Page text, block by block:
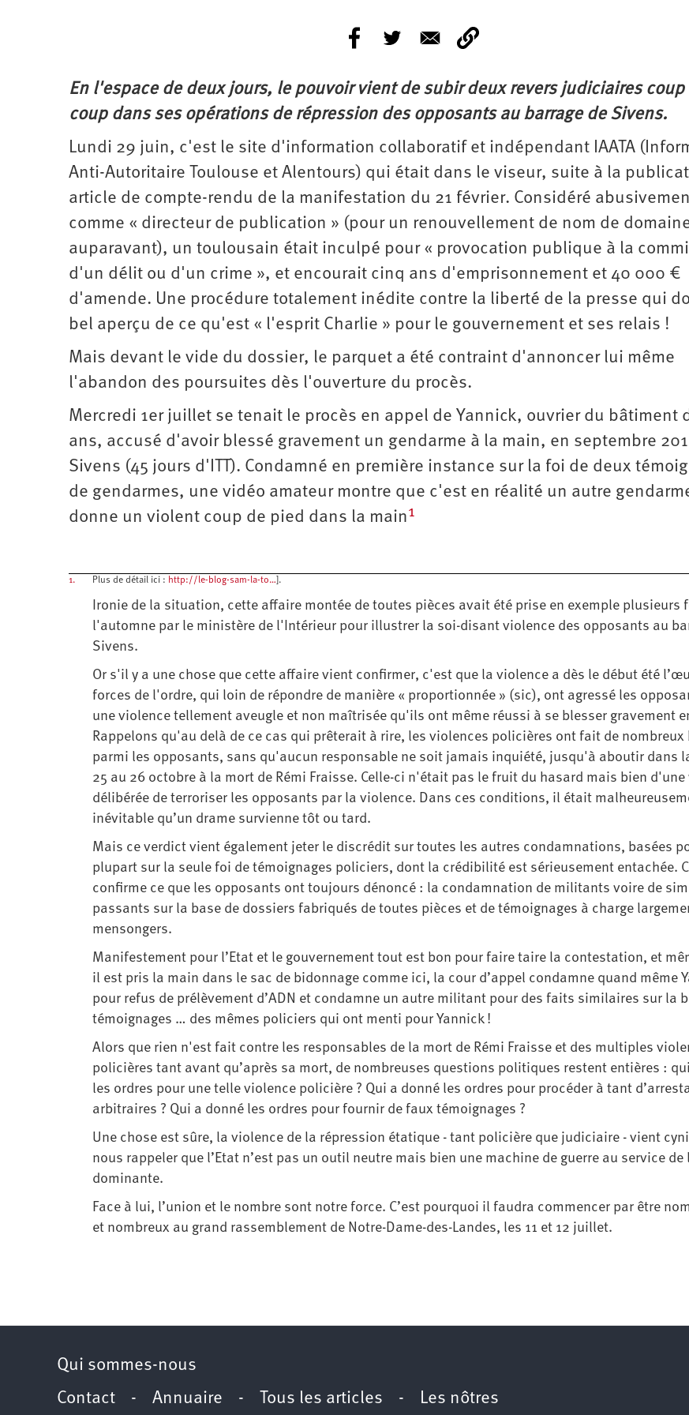
En l'espace de deux jours, le pouvoir vient de subir deux revers judiciaires coup
coup dans ses opérations de répression des opposants au barrage de Sivens.
Lundi 29 juin, c'est le site d'information collaboratif et indépendant IAATA
Anti-Autoritaire Toulouse et Alentours) qui était dans le viseur, suite à la
article de compte-rendu de la manifestation du 21 février. Considéré
comme « directeur de publication » (pour un renouvellement de nom de
auparavant), un toulousain était inculpé pour « provocation publique à la
d'un délit ou d'un crime », et encourait cinq ans d'emprisonnement et 40 000 €
d'amende. Une procédure totalement inédite contre la liberté de la presse qui
bel aperçu de ce qu'est « l'esprit Charlie » pour le gouvernement et ses relais !
Mais devant le vide du dossier, le parquet a été contraint d'annoncer lui même
l'abandon des poursuites dès l'ouverture du procès.
Mercredi 1er juillet se tenait le procès en appel de Yannick, ouvrier du bâtiment
ans, accusé d'avoir blessé gravement un gendarme à la main, en septembre
Sivens (45 jours d'ITT). Condamné en première instance sur la foi de deux
de gendarmes, une vidéo amateur montre que c'est en réalité un autre
donne un violent coup de pied dans la main1
1. Plus de détail ici : http://le-blog-sam-la-to… ].
Ironie de la situation, cette affaire montée de toutes pièces avait été prise en exemple plusieurs
l'automne par le ministère de l'Intérieur pour illustrer la soi-disant violence des opposants au
Sivens.
Or s'il y a une chose que cette affaire vient confirmer, c'est que la violence a dès le début été
forces de l'ordre, qui loin de répondre de manière « proportionnée » (sic), ont agressé les
une violence tellement aveugle et non maîtrisée qu'ils ont même réussi à se blesser gravement
Rappelons qu'au delà de ce cas qui prêterait à rire, les violences policières ont fait de nombreux
parmi les opposants, sans qu'aucun responsable ne soit jamais inquiété, jusqu'à aboutir dans
25 au 26 octobre à la mort de Rémi Fraisse. Celle-ci n'était pas le fruit du hasard mais bien
délibérée de terroriser les opposants par la violence. Dans ces conditions, il était
inévitable qu’un drame survienne tôt ou tard.
Mais ce verdict vient également jeter le discrédit sur toutes les autres condamnations, basées
plupart sur la seule foi de témoignages policiers, dont la crédibilité est sérieusement entachée.
confirme ce que les opposants ont toujours dénoncé : la condamnation de militants voire de
passants sur la base de dossiers fabriqués de toutes pièces et de témoignages à charge
mensongers.
Manifestement pour l’Etat et le gouvernement tout est bon pour faire taire la contestation, et
il est pris la main dans le sac de bidonnage comme ici, la cour d’appel condamne quand même
pour refus de prélèvement d’ADN et condamne un autre militant pour des faits similaires sur la
témoignages … des mêmes policiers qui ont menti pour Yannick !
Alors que rien n'est fait contre les responsables de la mort de Rémi Fraisse et des multiples
policières tant avant qu’après sa mort, de nombreuses questions politiques restent entières :
les ordres pour une telle violence policière ? Qui a donné les ordres pour procéder à tant
arbitraires ? Qui a donné les ordres pour fournir de faux témoignages ?
Une chose est sûre, la violence de la répression étatique - tant policière que judiciaire - vient
nous rappeler que l’Etat n’est pas un outil neutre mais bien une machine de guerre au service de
dominante.
Face à lui, l’union et le nombre sont notre force. C’est pourquoi il faudra commencer par être
et nombreux au grand rassemblement de Notre-Dame-des-Landes, les 11 et 12 juillet.
Qui sommes-nous
Contact - Annuaire - Tous les articles - Les nôtres